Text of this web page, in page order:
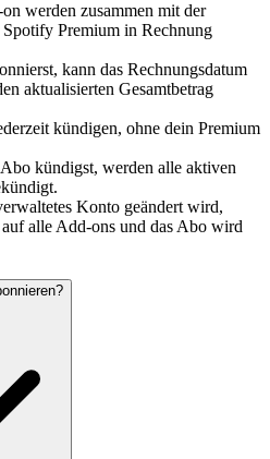
werden zusammen mit der
Premium in Rechnung
kann das Rechnungsdatum
aktualisierten Gesamtbetrag
kündigen, ohne dein Premium
kündigst, werden alle aktiven
Konto geändert wird,
alle Add-ons und das Abo wird